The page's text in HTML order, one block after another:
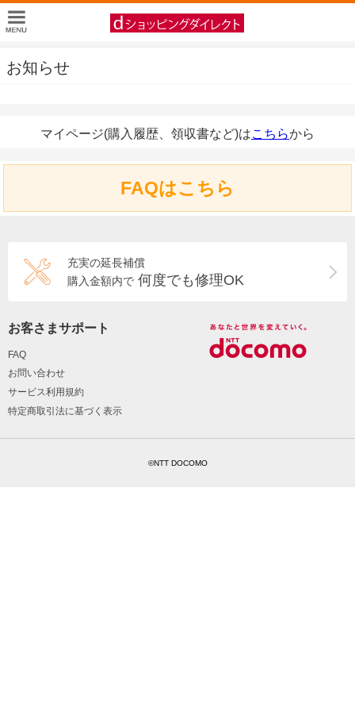
お知らせ
マイページ(購入履歴、領収書など)はこちらから
FAQはこちら
充実の延長補償
購入金額内で 何度でも修理OK
お客さまサポート
FAQ
お問い合わせ
サービス利用規約
特定商取引法に基づく表示
©NTT DOCOMO